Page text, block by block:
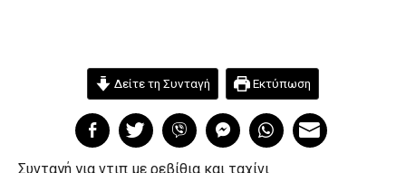
Δείτε τη Συνταγή Εκτύπωση
Συνταγή για ντιπ με ρεβίθια και ταχίνι